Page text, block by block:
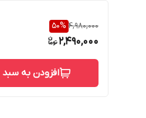
4,980,000
50%
2,490,000
افزودن به سبد